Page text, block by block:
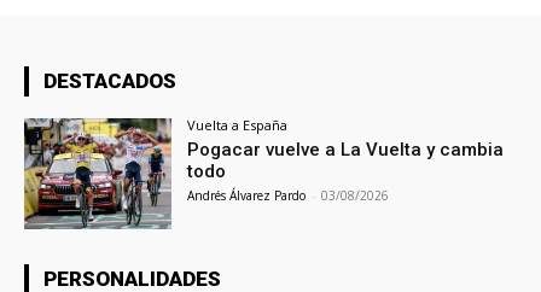
DESTACADOS
Vuelta a España
Pogacar vuelve a La Vuelta y cambia
todo
Andrés Álvarez Pardo - 03/08/2026
PERSONALIDADES